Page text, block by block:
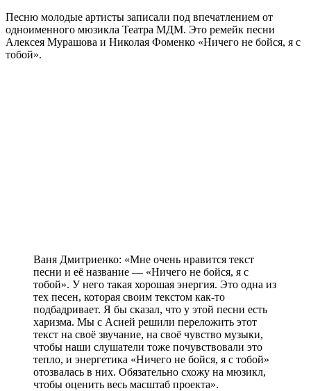
Песню молодые артисты записали под впечатлением от
одноименного мюзикла Театра МДМ. Это ремейк песни
Алексея Мурашова и Николая Фоменко «Ничего не бойся, я с
тобой».
Ваня Дмитриенко: «Мне очень нравится текст
песни и её название — «Ничего не бойся, я с
тобой». У него такая хорошая энергия. Это одна из
тех песен, которая своим текстом как-то
подбадривает. Я бы сказал, что у этой песни есть
харизма. Мы с Асией решили переложить этот
текст на своё звучание, на своё чувство музыки,
чтобы наши слушатели тоже почувствовали это
тепло, и энергетика «Ничего не бойся, я с тобой»
отозвалась в них. Обязательно схожу на мюзикл,
чтобы оценить весь масштаб проекта».